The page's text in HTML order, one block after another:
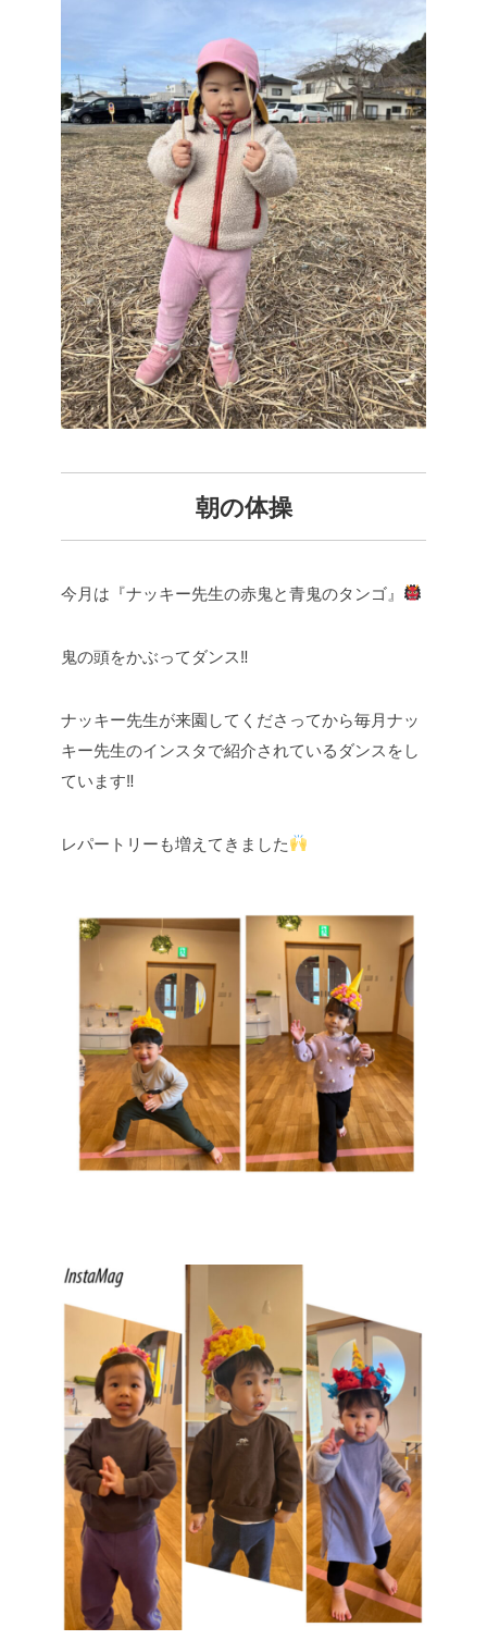
朝の体操
今月は『ナッキー先生の赤鬼と青鬼のタンゴ』
鬼の頭をかぶってダンス‼︎
ナッキー先生が来園してくださってから毎月ナッ
キー先生のインスタで紹介されているダンスをし
ています‼︎
レパートリーも増えてきました